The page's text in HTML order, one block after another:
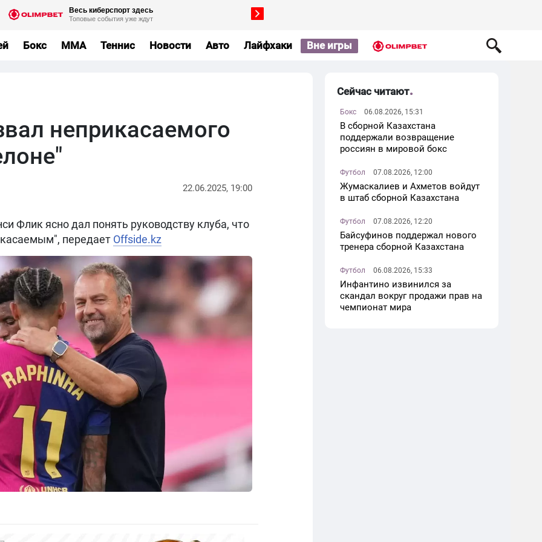
Бокс MMA Теннис Новости Авто Лайфхаки Вне игры
неприкасаемого
22.06.2025, 19:00
Флик ясно дал понять руководству клуба, что
передает Offside.kz
Сейчас читают
Бокс 06.08.2026, 15:31
В сборной Казахстана
поддержали возвращение
россиян в мировой бокс
Футбол 07.08.2026, 12:00
Жумаскалиев и Ахметов войдут
в штаб сборной Казахстана
Футбол 07.08.2026, 12:20
Байсуфинов поддержал нового
тренера сборной Казахстана
Футбол 06.08.2026, 15:33
Инфантино извинился за
скандал вокруг продажи прав на
чемпионат мира